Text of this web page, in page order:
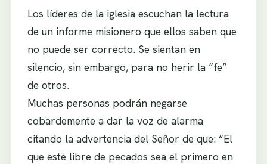
Los líderes de la iglesia escuchan la lectura
de un informe misionero que ellos saben que
no puede ser correcto. Se sientan en
silencio, sin embargo, para no herir la “fe”
de otros.
Muchas personas podrán negarse
cobardemente a dar la voz de alarma
citando la advertencia del Señor de que: “El
que esté libre de pecados sea el primero en